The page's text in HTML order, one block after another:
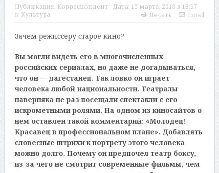
Публикация: Корреспондент Дата: 13 марта, 2018 в 18:57
в: Культура Печать Email
Зачем режиссеру старое кино?
Вы могли видеть его в многочисленных
российских сериалах, но даже не догадываться,
что он — дагестанец. Так ловко он играет
человека любой национальности. Театралы
наверняка не раз посещали спектакли с его
искрометными ролями. На одном из киносайтов о
нем оставлен такой комментарий: «Молодец!
Красавец в профессиональном плане». Добавлять
словесные штрихи к портрету этого человека
можно долго. Почему он предпочел театр боксу,
из-за чего не смотрит современные фильмы, чем